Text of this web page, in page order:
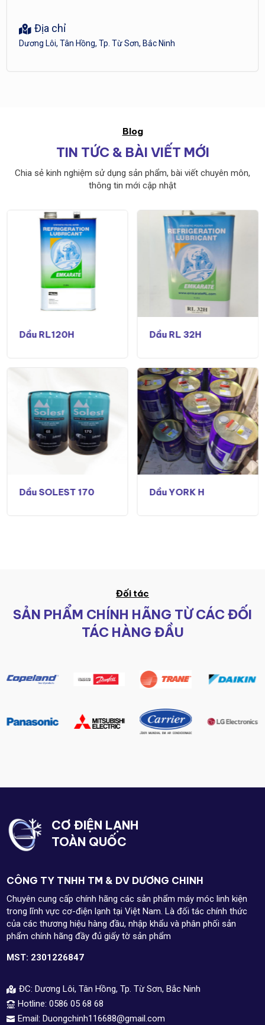
Địa chỉ
Dương Lôi, Tân Hồng, Tp. Từ Sơn, Bắc Ninh
Blog
TIN TỨC & BÀI VIẾT MỚI
Chia sẻ kinh nghiệm sử dụng sản phẩm, bài viết chuyên môn,
thông tin mới cập nhật
Dầu RL120H Dầu RL 32H
Dầu SOLEST 170 Dầu YORK H
Đối tác
SẢN PHẨM CHÍNH HÃNG TỪ CÁC ĐỐI
TÁC HÀNG ĐẦU
CƠ ĐIỆN LẠNH
TOÀN QUỐC
CÔNG TY TNHH TM & DV DƯƠNG CHINH
Chuyên cung cấp chính hãng các sản phẩm máy móc linh kiện
trong lĩnh vực cơ-điện lạnh tại Việt Nam. Là đối tác chính thức
của các thương hiệu hàng đầu, nhập khẩu và phân phối sản
phẩm chính hãng đầy đủ giấy tờ sản phẩm
MST: 2301226847
 ĐC: Dương Lôi, Tân Hồng, Tp. Từ Sơn, Bắc Ninh
 Hotline: 0586 05 68 68
 Email: Duongchinh116688@gmail.com